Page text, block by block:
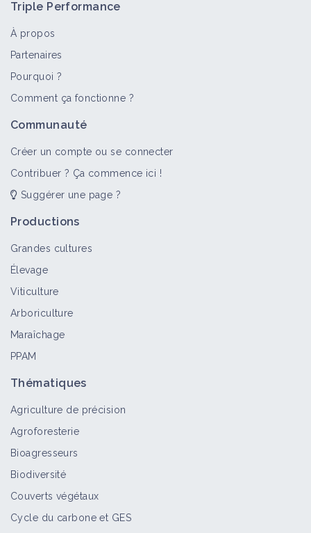
Triple Performance
À propos
Partenaires
Pourquoi ?
Comment ça fonctionne ?
Communauté
Créer un compte ou se connecter
Contribuer ? Ça commence ici !
Suggérer une page ?
Productions
Grandes cultures
Élevage
Viticulture
Arboriculture
Maraîchage
PPAM
Thématiques
Agriculture de précision
Agroforesterie
Bioagresseurs
Biodiversité
Couverts végétaux
Cycle du carbone et GES